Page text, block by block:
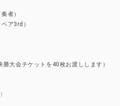
者）
ア3rd）
大会チケットを40枚お渡しします）